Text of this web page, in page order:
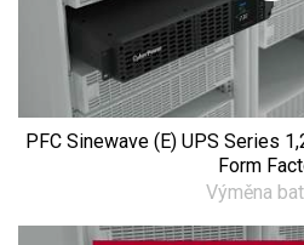
PFC Sinewave (E) UPS Series
Form
Výměna